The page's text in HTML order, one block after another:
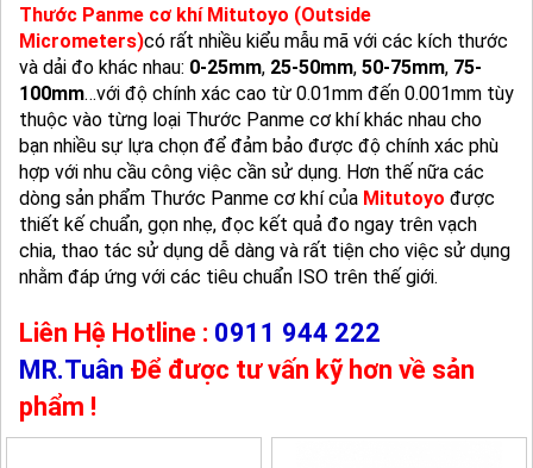
Thước Panme cơ khí Mitutoyo (Outside
Micrometers)có rất nhiều kiểu mẫu mã với các kích thước
và dải đo khác nhau: 0-25mm, 25-50mm, 50-75mm, 75-
100mm…với độ chính xác cao từ 0.01mm đến 0.001mm tùy
thuộc vào từng loại Thước Panme cơ khí khác nhau cho
bạn nhiều sự lựa chọn để đảm bảo được độ chính xác phù
hợp với nhu cầu công việc cần sử dụng. Hơn thế nữa các
dòng sản phẩm Thước Panme cơ khí của Mitutoyo được
thiết kế chuẩn, gọn nhẹ, đọc kết quả đo ngay trên vạch
chia, thao tác sử dụng dễ dàng và rất tiện cho việc sử dụng
nhằm đáp ứng với các tiêu chuẩn ISO trên thế giới.
Liên Hệ Hotline : 0911 944 222
MR.Tuân Để được tư vấn kỹ hơn về sản
phẩm !